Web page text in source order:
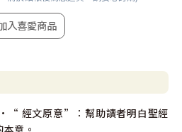
入喜愛商品
經文原意”：幫助讀者明白聖經